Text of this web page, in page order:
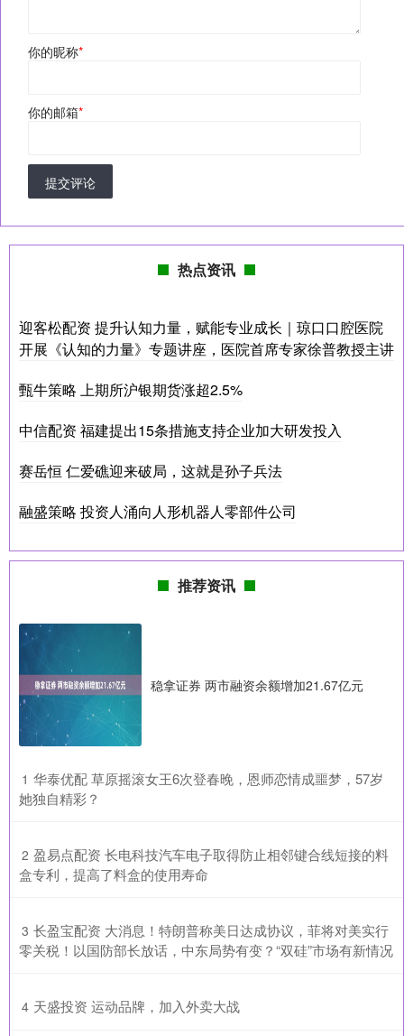
你的昵称*
你的邮箱*
提交评论
热点资讯
迎客松配资 提升认知力量，赋能专业成长｜琼口口腔医院
开展《认知的力量》专题讲座，医院首席专家徐普教授主讲
甄牛策略 上期所沪银期货涨超2.5%
中信配资 福建提出15条措施支持企业加大研发投入
赛岳恒 仁爱礁迎来破局，这就是孙子兵法
融盛策略 投资人涌向人形机器人零部件公司
推荐资讯
稳拿证券 两市融资余额增加21.67亿元
1 ​华泰优配 草原摇滚女王6次登春晚，恩师恋情成噩梦，57岁
她独自精彩？
2 ​盈易点配资 长电科技汽车电子取得防止相邻键合线短接的料
盒专利，提高了料盒的使用寿命
3 ​长盈宝配资 大消息！特朗普称美日达成协议，菲将对美实行
零关税！以国防部长放话，中东局势有变？“双硅”市场有新情况
4 ​天盛投资 运动品牌，加入外卖大战